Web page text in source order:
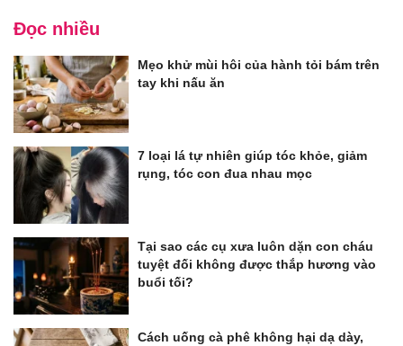
Đọc nhiều
Mẹo khử mùi hôi của hành tỏi bám trên
tay khi nấu ăn
7 loại lá tự nhiên giúp tóc khỏe, giảm
rụng, tóc con đua nhau mọc
Tại sao các cụ xưa luôn dặn con cháu
tuyệt đối không được thắp hương vào
buổi tối?
Cách uống cà phê không hại dạ dày,